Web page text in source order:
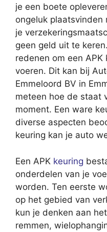
je een boete
ongeluk
je
geen geld uit te
redenen om een
voeren. Dit kan bij
Emmeloord BV in
meteen hoe de staat
moment. Een ware
diverse aspecten
keuring kan je auto
Een APK keuring
onderdelen van je
worden. Ten eerste
op het gebied van
kun je denken aan
remmen,